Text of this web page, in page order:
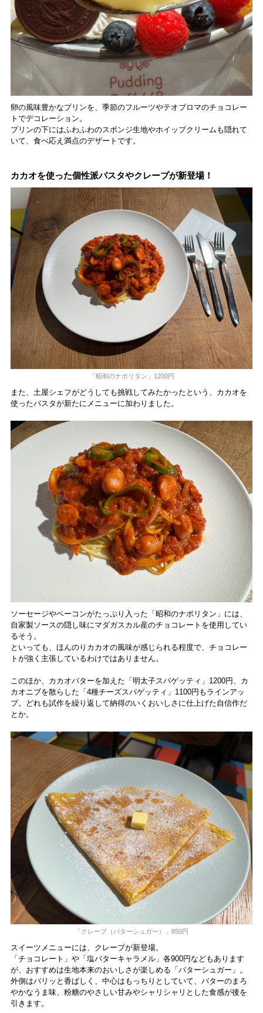
卵の風味豊かなプリンを、季節のフルーツやテオブロマのチョコレー
トでデコレーション。
プリンの下にはふわふわのスポンジ生地やホイップクリームも隠れて
いて、食べ応え満点のデザートです。
カカオを使った個性派パスタやクレープが新登場！
「昭和のナポリタン」1200円
また、土屋シェフがどうしても挑戦してみたかったという、カカオを
使ったパスタが新たにメニューに加わりました。
ソーセージやベーコンがたっぷり入った「昭和のナポリタン」には、
自家製ソースの隠し味にマダガスカル産のチョコレートを使用してい
るそう。
といっても、ほんのりカカオの風味が感じられる程度で、チョコレー
トが強く主張しているわけではありません。
このほか、カカオバターを加えた「明太子スパゲッティ」1200円、カ
カオニブを散らした「4種チーズスパゲッティ」1100円もラインアッ
プ。どれも試作を繰り返して納得のいくおいしさに仕上げた自信作だ
とか。
「クレープ（バターシュガー）」850円
スイーツメニューには、クレープが新登場。
「チョコレート」や「塩バターキャラメル」各900円などもあります
が、おすすめは生地本来のおいしさが楽しめる「バターシュガー」。
外側はパリッと香ばしく、中心はもっちりとしていて、バターのまろ
やかなうま味、粉糖のやさしい甘みやシャリシャリとした食感が後を
引きます。